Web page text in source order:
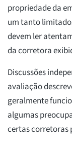
propriedade da
um tanto
devem ler
da corretora
Discussões
avaliação
geralmente
algumas
certas corretoras